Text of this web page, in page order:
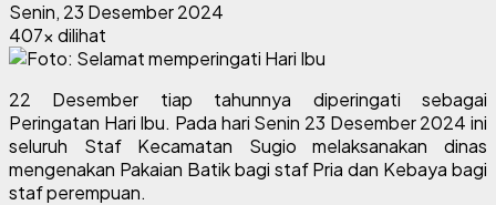
Senin, 23 Desember 2024
407x dilihat
22 Desember tiap tahunnya diperingati sebagai
Peringatan Hari Ibu. Pada hari Senin 23 Desember 2024 ini
seluruh Staf Kecamatan Sugio melaksanakan dinas
mengenakan Pakaian Batik bagi staf Pria dan Kebaya bagi
staf perempuan.